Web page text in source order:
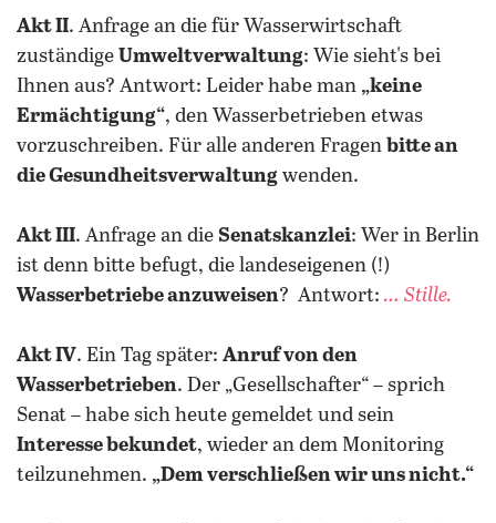
Akt II. Anfrage an die für Wasserwirtschaft
zuständige Umweltverwaltung: Wie sieht's bei
Ihnen aus? Antwort: Leider habe man „keine
Ermächtigung“, den Wasserbetrieben etwas
vorzuschreiben. Für alle anderen Fragen bitte an
die Gesundheitsverwaltung wenden.
Akt III. Anfrage an die Senatskanzlei: Wer in Berlin
ist denn bitte befugt, die landeseigenen (!)
Wasserbetriebe anzuweisen? Antwort: … Stille.
Akt IV. Ein Tag später: Anruf von den
Wasserbetrieben. Der „Gesellschafter“ – sprich
Senat – habe sich heute gemeldet und sein
Interesse bekundet, wieder an dem Monitoring
teilzunehmen. „Dem verschließen wir uns nicht.“